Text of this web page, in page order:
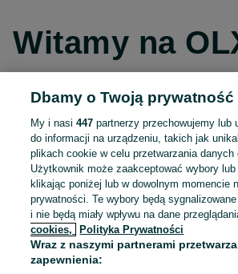
Witamy na
Kontynuuj przez
Kontynuuj przez
Kontynuuj przez
LUB
Dbamy o Twoją prywatność
My i nasi447 partnerzy przechowujemy lub
do informacji na urządzeniu, takich jak
plikach cookie w celu przetwarzania danych
Użytkownik może zaakceptować wybory lub
klikając poniżej lub w dowolnym momencie
prywatności. Te wybory będą
i nie będą miały wpływu na dane
cookies,
Polityka Prywatności
Wraz z naszymi partnerami
zapewnienia: